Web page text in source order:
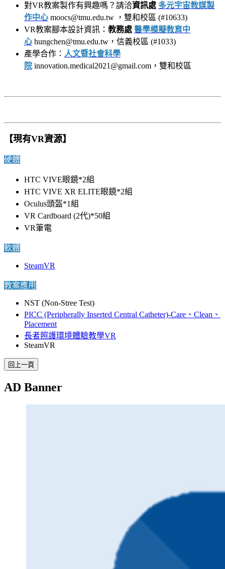
對VR教案製作有興趣嗎？請洽資訊處 多元宇宙教媒製
作中心 moocs@tmu.edu.tw ，雙和校區 (#10633)
VR教案腳本設計資訊： 教務處 醫學模擬教育中
心 hungchen@tmu.edu.tw，信義校區 (#1033)
產學合作： 人文暨社會科學
院 innovation.medical2021@gmail.com，雙和校區
【現有VR資源】
硬體
HTC VIVE眼鏡*2組
HTC VIVE XR ELITE眼鏡*2組
Oculus頭盔*1組
VR Cardboard (2代)*50組
VR筆電
軟體
SteamVR
教案應用
NST (Non-Stree Test)
PICC (Peripherally Inserted Central Catheter)-Care、Clean、
Placement
長者照護環境體驗教學VR
SteamVR
AD Banner